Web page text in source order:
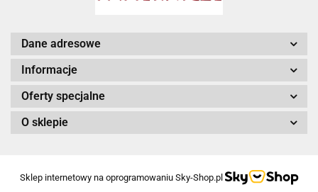
Dane adresowe
Informacje
Oferty specjalne
O sklepie
Sklep internetowy na oprogramowaniu Sky-Shop.pl